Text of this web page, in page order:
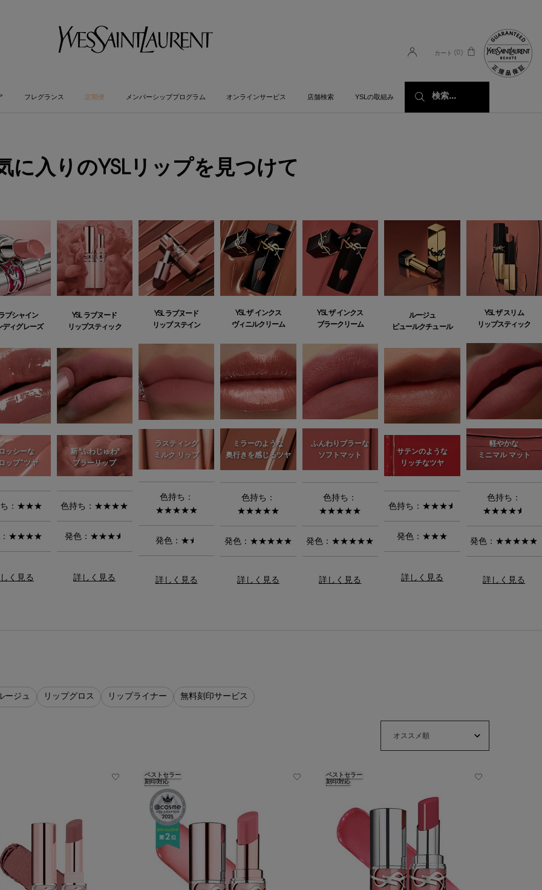
カート 0
0 カート内の製品
フレグランス 定期便 メンバーシッププログラム オンラインサービス 店舗検索 YSLの取組み 検索...
に入りのYSLリップを見つけて
ブシャイン
ディグレーズ
ッシーな
ップ”ツヤ
ち：★★★
：★★★★
く見る
YSL ラブヌード
リップスティック
新 "ふわじゅわ"
ブラーリップ
色持ち：★★★★
発色： ★★★★
詳しく見る
YSL ラブヌード
リップ ステイン
ラスティング
ミルク リップ
色持ち：
★★★★★
発色： ★★
詳しく見る
YSL ザ インクス
ヴィニルクリーム
ミラーのような
奥行きを感じるツヤ
色持ち：
★★★★★
発色：★★★★★
詳しく見る
YSL ザ インクス
ブラークリーム
ふんわりブラーな
ソフトマット
色持ち：
★★★★★
発色：★★★★★
詳しく見る
ルージュ
ピュールクチュール
サテンのような
リッチなツヤ
色持ち： ★★★★
発色：★★★
詳しく見る
YSL ザ スリム
リップスティック
軽やかな
ミニマル マット
色持ち：
★★★★★
発色：★★★★★
詳しく見る
ージュ リップグロス リップライナー 無料刻印サービス
ベストセラー
刻印対応
ベストセラー
刻印対応